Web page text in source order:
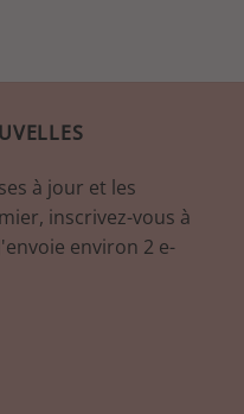
à jour et les
inscrivez-vous à
environ 2 e-